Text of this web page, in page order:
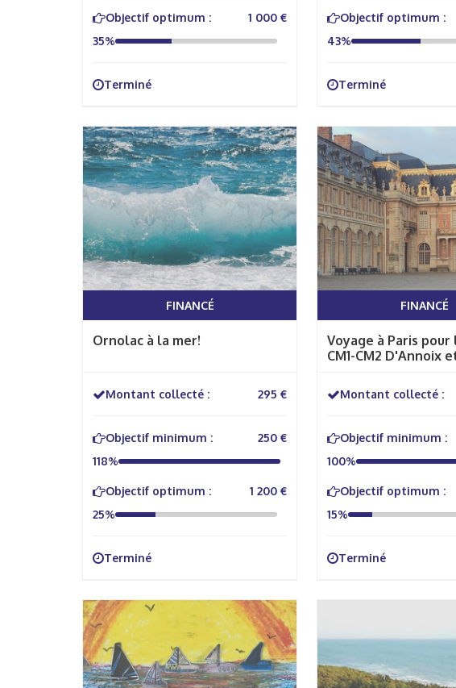
Objectif optimum :
1 000 €
35%
Terminé
Objectif optimum :
43%
Terminé
FINANCÉ
Ornolac à la mer!
Montant collecté : 295 €
Objectif minimum :
250 €
118%
Objectif optimum :
1 200 €
25%
Terminé
FINANCÉ
Voyage à Paris pour
CM1-CM2 D'Annoix
Montant collecté :
Objectif minimum :
100%
Objectif optimum :
15%
Terminé